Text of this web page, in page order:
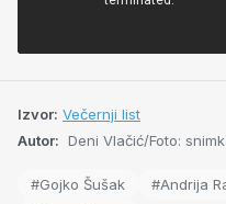
Izvor: Večernji list
Autor: Deni Vlačić/Foto:
#Gojko Šušak #Andrija